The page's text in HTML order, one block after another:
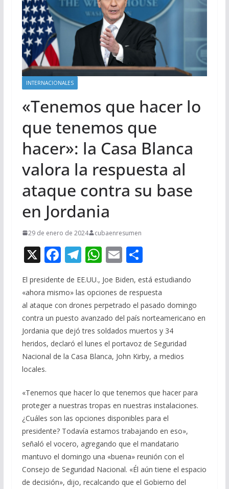
INTERNACIONALES
«Tenemos que hacer lo
que tenemos que
hacer»: la Casa Blanca
valora la respuesta al
ataque contra su base
en Jordania
29 de enero de 2024 cubaenresumen
X F
ac
e
b
o
o
k
T
e
gr
a
m
W
at
s
A
p
p
E
m
ai
l
C
o
m
p
ar
ti
r
El presidente de EE.UU., Joe Biden, está estudiando
«ahora mismo» las opciones de respuesta
al ataque con drones perpetrado el pasado domingo
contra un puesto avanzado del país norteamericano en
Jordania que dejó tres soldados muertos y 34
heridos, declaró el lunes el portavoz de Seguridad
Nacional de la Casa Blanca, John Kirby, a medios
locales.
«Tenemos que hacer lo que tenemos que hacer para
proteger a nuestras tropas en nuestras instalaciones.
¿Cuáles son las opciones disponibles para el
presidente? Todavía estamos trabajando en eso»,
señaló el vocero, agregando que el mandatario
mantuvo el domingo una «buena» reunión con el
Consejo de Seguridad Nacional. «Él aún tiene el espacio
de decisión», dijo, recalcando que el Gobierno del